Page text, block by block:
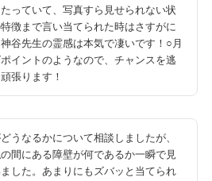
っていて、写真すら見せられない状
徴まで言い当てられた時はさすがに
谷先生の霊感は本気で凄いです！○月
イントのようなので、チャンスを逃
張ります！
うなるかについて相談しましたが、
間にある障壁が何であるか一瞬で見
した。あまりにもズバッと当てられ